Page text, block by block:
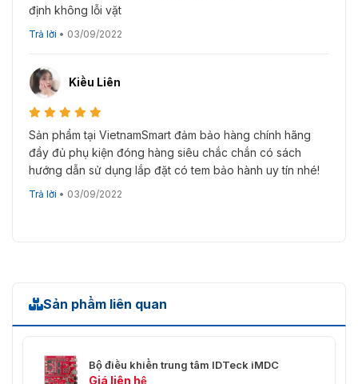
định không lỗi vặt
Trả lời • 03/09/2022
Kiều Liên
Sản phẩm tại VietnamSmart đảm bảo hàng chính hãng
đầy đủ phụ kiện đóng hàng siêu chắc chắn có sách
hướng dẫn sử dụng lắp đặt có tem bảo hành uy tín nhé!
Trả lời • 03/09/2022
Sản phẩm liên quan
Bộ điều khiển trung tâm IDTeck iMDC
Giá liên hệ